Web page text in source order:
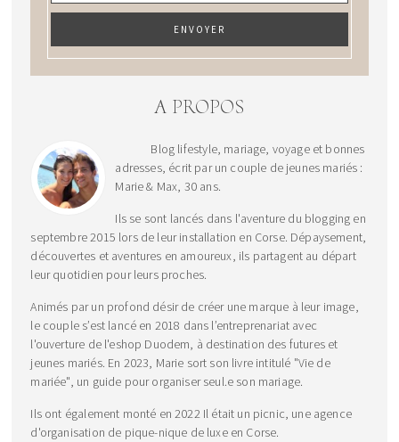
A PROPOS
Blog lifestyle, mariage, voyage et bonnes
adresses, écrit par un couple de jeunes mariés :
Marie & Max, 30 ans.
Ils se sont lancés dans l'aventure du blogging en
septembre 2015 lors de leur installation en Corse. Dépaysement,
découvertes et aventures en amoureux, ils partagent au départ
leur quotidien pour leurs proches.
Animés par un profond désir de créer une marque à leur image,
le couple s’est lancé en 2018 dans l’entreprenariat avec
l'ouverture de l'eshop Duodem, à destination des futures et
jeunes mariés. En 2023, Marie sort son livre intitulé "Vie de
mariée", un guide pour organiser seul.e son mariage.
Ils ont également monté en 2022 Il était un picnic, une agence
d'organisation de pique-nique de luxe en Corse.